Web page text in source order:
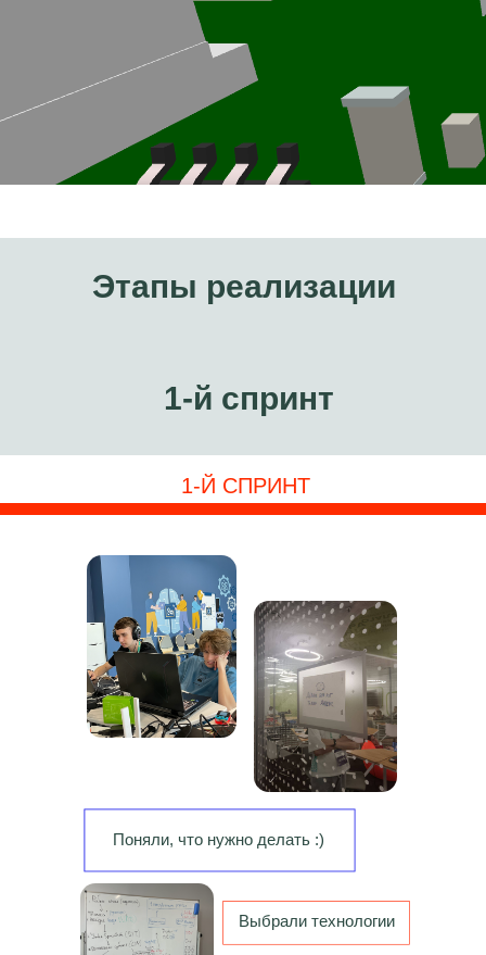
Этапы реализации
1-й спринт
Выбрали технологии
Поняли, что нужно делать :)
1-Й СПРИНТ
1-Й СПРИНТ